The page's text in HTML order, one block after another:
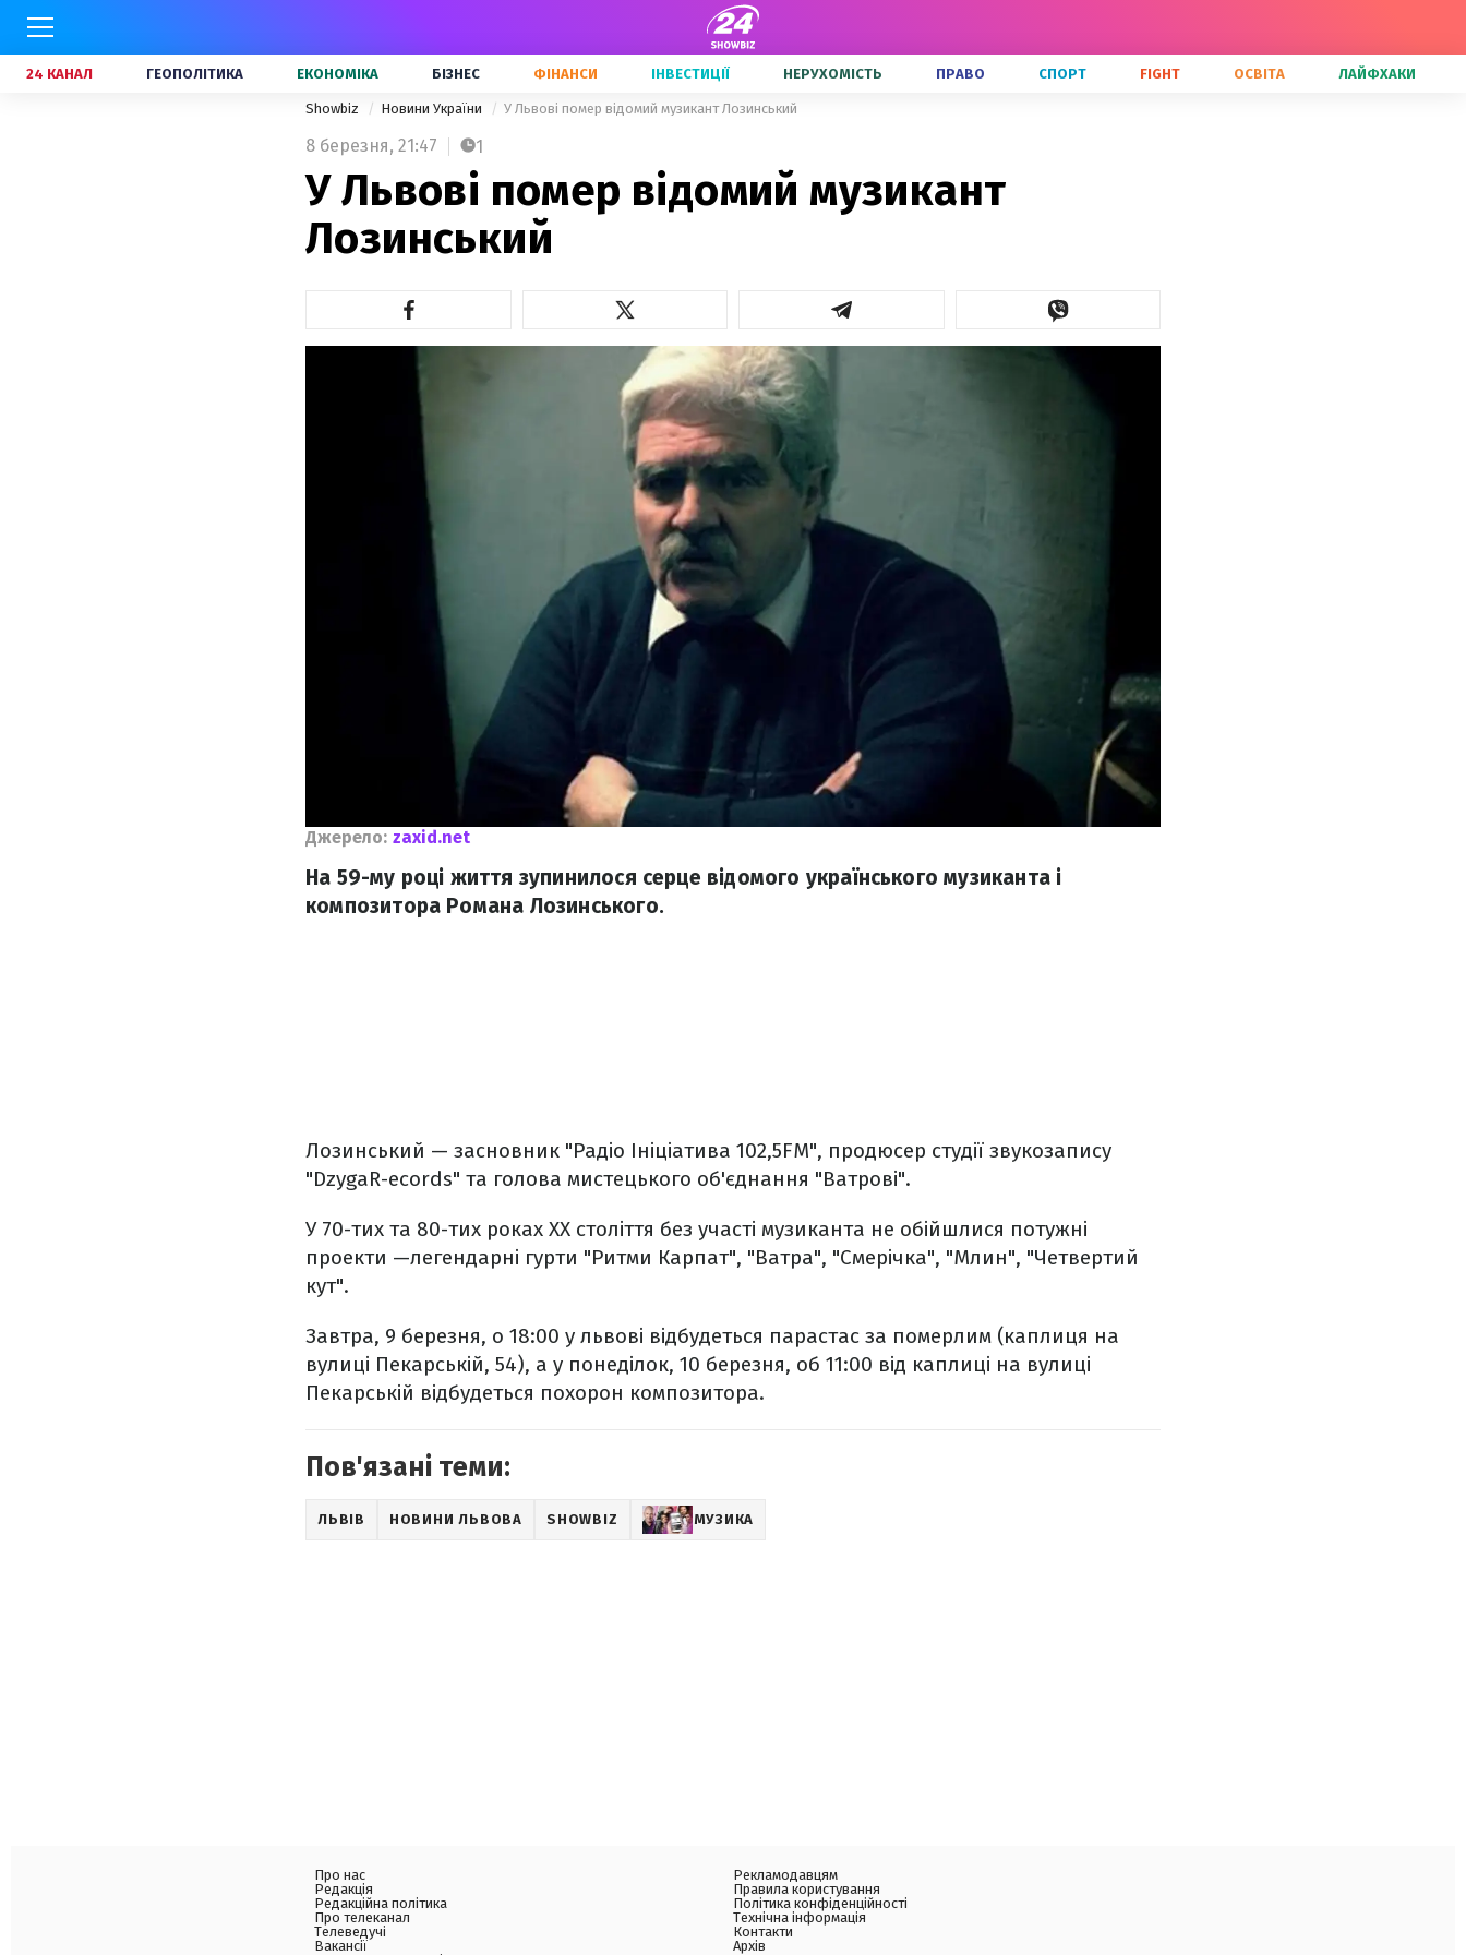
24 КАНАЛ ГЕОПОЛІТИКА ЕКОНОМІКА БІЗНЕС ФІНАНСИ ІНВЕСТИЦІЇ НЕРУХОМІСТЬ ПРАВО СПОРТ FIGHT ОСВІТА ЛАЙФХАКИ
Showbiz Новини України У Львові помер відомий музикант Лозинський
8 березня, 21:47 1
У Львові помер відомий музикант
Лозинський
Джерело: zaxid.net
На 59-му році життя зупинилося серце відомого українського музиканта і
композитора Романа Лозинського.
Лозинський — засновник "Радіо Ініціатива 102,5FM", продюсер студії звукозапису
"DzygaR-ecords" та голова мистецького об'єднання "Ватрові".
У 70-тих та 80-тих роках ХХ століття без участі музиканта не обійшлися потужні
проекти —легендарні гурти "Ритми Карпат", "Ватра", "Смерічка", "Млин", "Четвертий
кут".
Завтра, 9 березня, о 18:00 у львові відбудеться парастас за померлим (каплиця на
вулиці Пекарській, 54), а у понеділок, 10 березня, об 11:00 від каплиці на вулиці
Пекарській відбудеться похорон композитора.
Пов'язані теми:
ЛЬВІВ НОВИНИ ЛЬВОВА SHOWBIZ МУЗИКА
Про нас
Редакція
Редакційна політика
Про телеканал
Телеведучі
Вакансії
Рекламодавцям
Правила користування
Політика конфіденційності
Технічна інформація
Контакти
Архів